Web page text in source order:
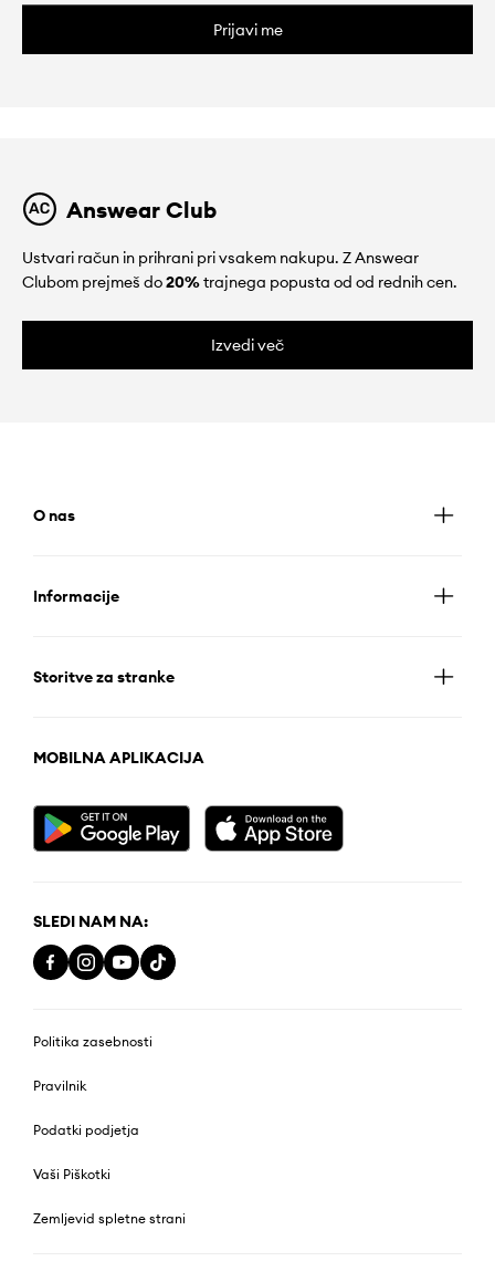
Prijavi me
Answear Club
Ustvari račun in prihrani pri vsakem nakupu. Z Answear
Clubom prejmeš do20%trajnega popusta od od rednih cen.
Izvedi več
O nas
Informacije
Storitve za stranke
MOBILNA APLIKACIJA
SLEDI NAM NA:
Politika zasebnosti
Pravilnik
Podatki podjetja
Vaši Piškotki
Zemljevid spletne strani